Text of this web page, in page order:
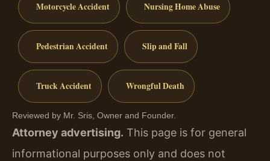
Motorcycle Accident Nursing Home Abuse
Pedestrian Accident Slip and Fall
Truck Accident Wrongful Death
Reviewed by Mr. Sris, Owner and Founder.
Attorney advertising. This page is for general
informational purposes only and does not